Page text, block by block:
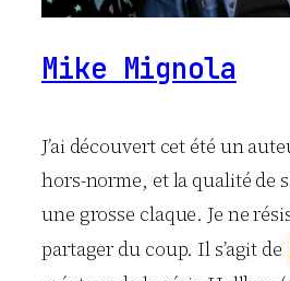
Mike Mignola
J’ai découvert cet été un
hors-norme, et la qualité de
une grosse claque. Je ne
partager du coup. Il s’agit de